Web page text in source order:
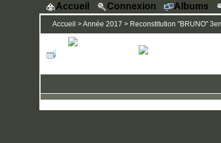
Accueil Connexion Albums
Accueil >Année 2017 > Reconstitution "BRUNO"